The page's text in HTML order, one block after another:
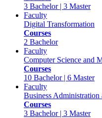
3 Bachelor | 3 Master
Faculty
Digital Transformation
Courses
2 Bachelor
Faculty
Computer Science and
Courses
10 Bachelor | 6 Master
Faculty
Business
Courses
3 Bachelor | 3 Master